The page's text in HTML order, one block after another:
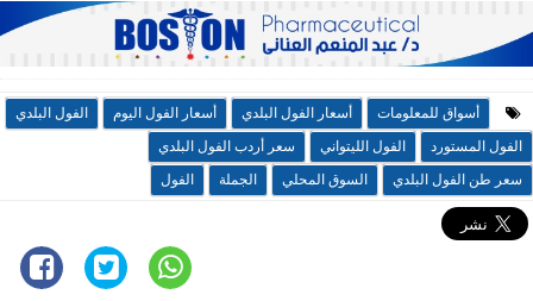
أسواق للمعلومات أسعار الفول البلدي أسعار الفول اليوم
الفول البلدي
الفول المستورد
الفول الليتواني
سعر أردب الفول البلدي
سعر طن الفول البلدي
السوق المحلي الجملة الفول